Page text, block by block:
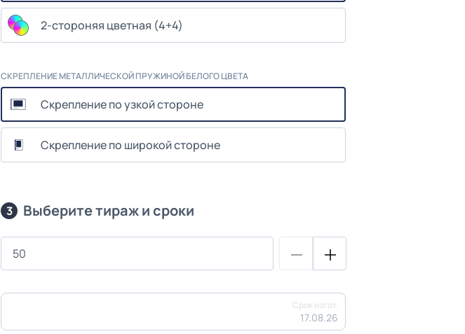
2-стороняя цветная (4+4)
СКРЕПЛЕНИЕ МЕТАЛЛИЧЕСКОЙ ПРУЖИНОЙ БЕЛОГО ЦВЕТА
Скрепление по узкой стороне
Скрепление по широкой стороне
3 Выберите тираж и сроки
Срок изгот.
17.08.26